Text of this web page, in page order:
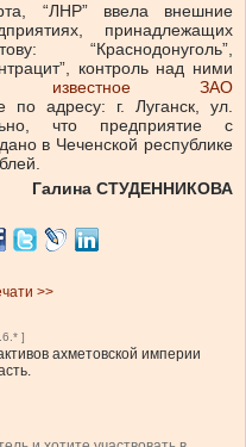
“ЛНР” ввела внешние
принадлежащих
“Краснодонуголь”,
контроль над ними
ЗАО
по адресу: г. Луганск, ул.
что предприятие с
в Чеченской республике
Галина СТУДЕННИКОВА
>>
]
ахметовской империи